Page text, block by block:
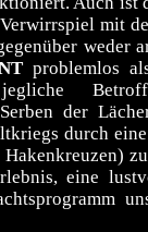
mit
weder
problemlos
der
durch
eine